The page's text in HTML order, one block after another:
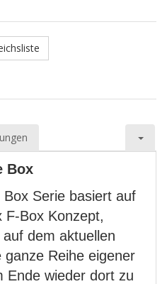
Box
Box Serie basiert auf
F-Box Konzept,
dem aktuellen
Reihe eigener
Ende wieder dort zu